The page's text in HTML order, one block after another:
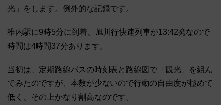
光」をします。例外的な記録です。
稚内駅に9時5分に到着、旭川行快速列車が13:42発なので
時間は4時間37分あります。
当初は、定期路線バスの時刻表と路線図で「観光」を組ん
でみたのですが、本数が少ないので行動の自由度が極めて
低く、その上かなり割高なのです。